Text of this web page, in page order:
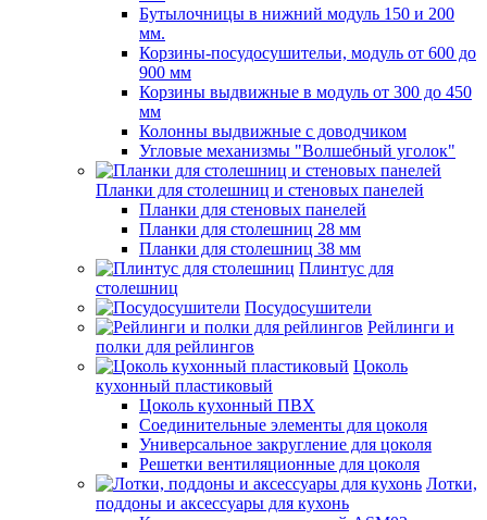
Бутылочницы в нижний модуль 150 и 200
мм.
Корзины-посудосушительи, модуль от 600 до
900 мм
Корзины выдвижные в модуль от 300 до 450
мм
Колонны выдвижные с доводчиком
Угловые механизмы "Волшебный уголок"
Планки для столешниц и стеновых панелей
Планки для стеновых панелей
Планки для столешниц 28 мм
Планки для столешниц 38 мм
Плинтус для
столешниц
Посудосушители
Рейлинги и
полки для рейлингов
Цоколь
кухонный пластиковый
Цоколь кухонный ПВХ
Соединительные элементы для цоколя
Универсальное закругление для цоколя
Решетки вентиляционные для цоколя
Лотки,
поддоны и аксессуары для кухонь